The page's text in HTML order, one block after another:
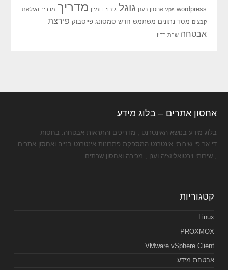
vps wordpress אחסון בענן גוגל גיבוי דומיין מדריך מדריך העלאת
קבצים מסד נתונים משתמש חדש סמסונג פייסבוק פירצת
אבטחה שרת רדיו
אחסון אתרים – בלוג מידע
בלוג מידע בנושא האינטרנט , מדריכים והתראות אבטחה. בחסות
די.אר.פי שירותי אינטרנט המספקת פתרונות אינטרנט בנייה ואחסון אתרים
, שירותי וירטואליזציה וענן , מכירה ואחסון שרתים.
קטגוריות
Linux
PROXMOX
VMware vSphere Client
אבטחת מידע